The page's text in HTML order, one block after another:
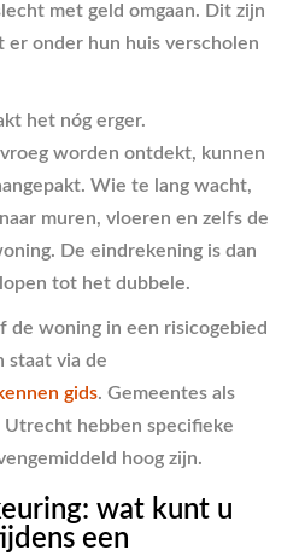
met geld omgaan. Dit zijn
onder hun huis verscholen
het nóg erger.
worden ontdekt, kunnen
Wie te lang wacht,
muren, vloeren en zelfs de
De eindrekening is dan
tot het dubbele.
woning in een risicogebied
staat via de
gids. Gemeentes als
Utrecht hebben specifieke
hoog zijn.
wat kunt u
een